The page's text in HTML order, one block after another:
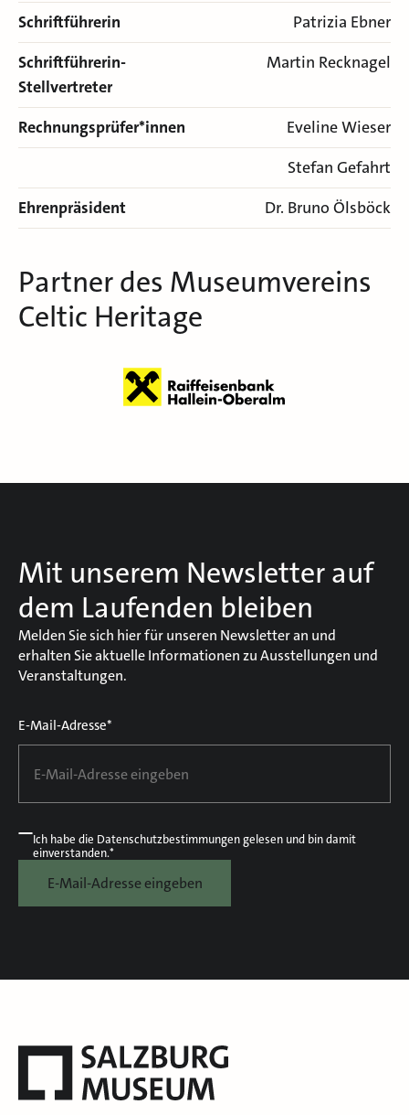
Schriftführerin
Patrizia Ebner
Schriftführerin-
Stellvertreter
Martin Recknagel
Rechnungsprüfer*innen
Eveline Wieser
Stefan Gefahrt
Ehrenpräsident
Dr. Bruno Ölsböck
Partner des Museumvereins
Celtic Heritage
Mit unserem Newsletter auf
dem Laufenden bleiben
Melden Sie sich hier für unseren Newsletter an und
erhalten Sie aktuelle Informationen zu Ausstellungen und
Veranstaltungen.
E-Mail-Adresse*
Ich habe die Datenschutzbestimmungengelesen und bin damit
einverstanden.*
E-Mail-Adresse eingeben